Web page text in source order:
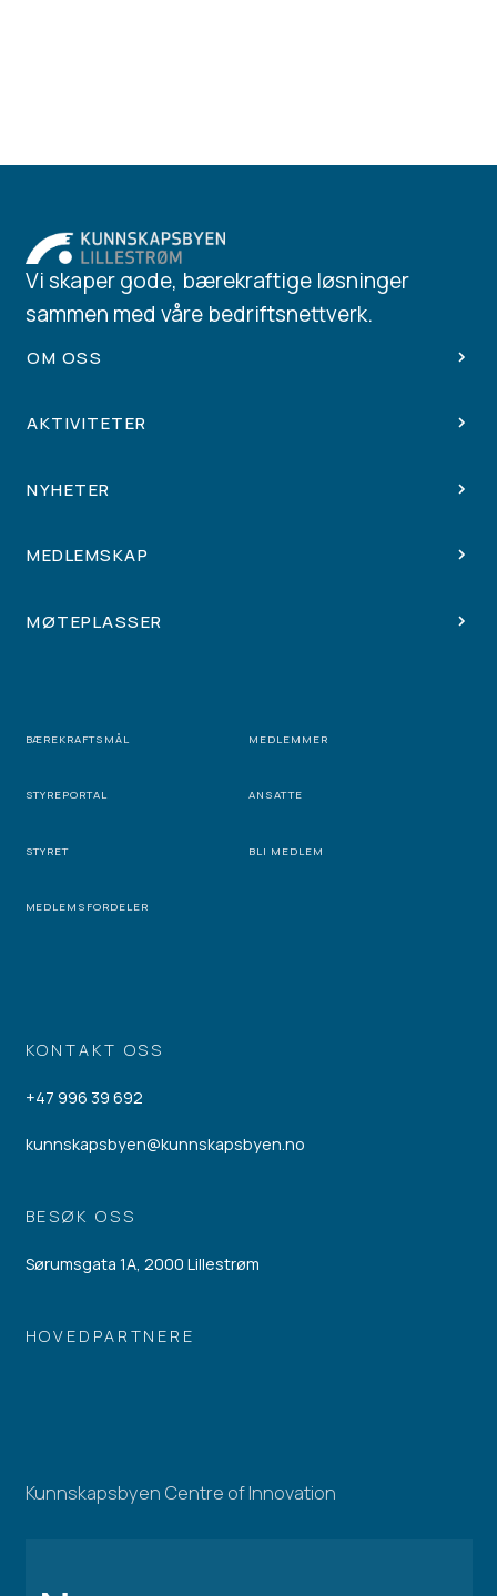
KONTAKT OSS
+47 996 39 692
kunnskapsbyen@kunnskapsbyen.no
BESØK OSS
Sørumsgata 1A, 2000 Lillestrøm
HOVEDPARTNERE
Vi skaper gode, bærekraftige løsninger
sammen med våre bedriftsnettverk.
OM OSS
AKTIVITETER
NYHETER
MEDLEMSKAP
MØTEPLASSER
BÆREKRAFTSMÅL MEDLEMMER
STYREPORTAL ANSATTE
STYRET BLI MEDLEM
MEDLEMSFORDELER
Kunnskapsbyen Centre of Innovation